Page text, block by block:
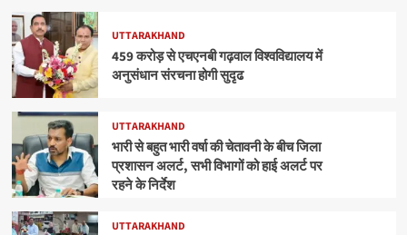
UTTARAKHAND
459 करोड़ से एचएनबी गढ़वाल विश्वविद्यालय में
अनुसंधान संरचना होगी सुदृढ
UTTARAKHAND
भारी से बहुत भारी वर्षा की चेतावनी के बीच जिला
प्रशासन अलर्ट, सभी विभागों को हाई अलर्ट पर
रहने के निर्देश
UTTARAKHAND